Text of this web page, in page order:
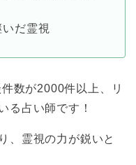
だ霊視
数が2000件以上、リ
る占い師です！
、霊視の力が鋭いと